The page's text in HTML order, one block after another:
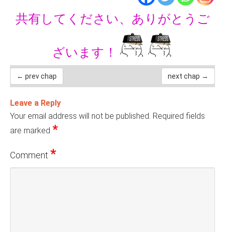
共有してください、ありがとうご
ざいます！
← prev chap next chap →
Leave a Reply
Your email address will not be published. Required fields
are marked *
Comment *